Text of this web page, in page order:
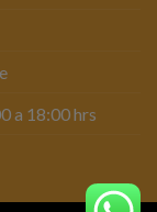
a 18:00 hrs